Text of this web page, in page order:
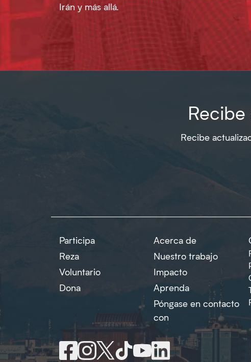
Irán y más allá.
Recibe
Participa
Reza
Voluntario
Dona
Acerca de
Nuestro trabajo
Impacto
Aprenda
Póngase en contacto
con